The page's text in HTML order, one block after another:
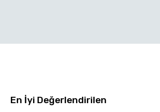
En İyi Değerlendirilen